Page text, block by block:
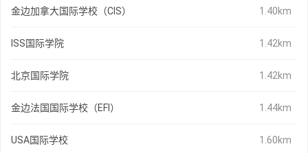
金边加拿大国际学校（CIS） 1.40km
ISS国际学院 1.42km
北京国际学院 1.42km
金边法国国际学校（EFI） 1.44km
USA国际学校 1.60km